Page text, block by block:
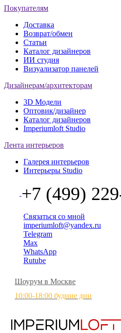
Покупателям
Доставка
Возврат/обмен
Статьи
Каталог дизайнеров
ИИ студия
Визуализатор панелей
Дизайнерам/архитекторам
3D Модели
Оптовик/дизайнер
Каталог дизайнеров
Imperiumloft Studio
Лента интерьеров
Галерея интерьеров
Интерьеры Studio
+7 (499)
Связаться со мной
imperiumloft@yandex.ru
Telegram
Max
WhatsApp
Rutube
Шоурум в Москве
10:00-18:00 будние дни